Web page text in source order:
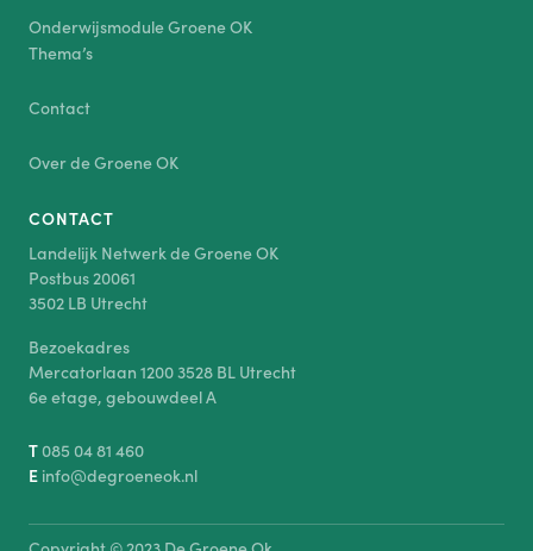
Onderwijsmodule Groene OK
Thema’s
Contact
Over de Groene OK
CONTACT
Landelijk Netwerk de Groene OK
Postbus 20061
3502 LB Utrecht
Bezoekadres
Mercatorlaan 1200 3528 BL Utrecht
6e etage, gebouwdeel A
T085 04 81 460
E info@degroeneok.nl